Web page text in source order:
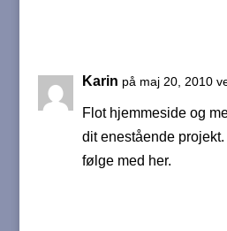
Karin på maj 20, 2010
Flot hjemmeside og
dit enestående
følge med her.